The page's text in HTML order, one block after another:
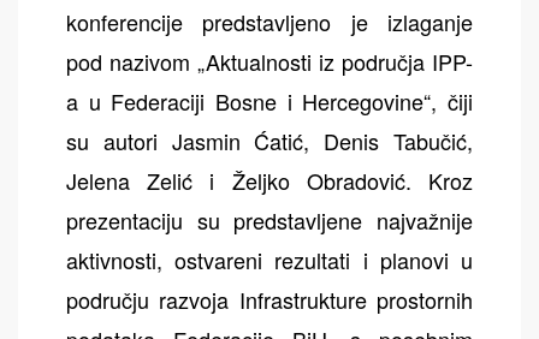
konferencije predstavljeno je izlaganje
pod nazivom „Aktualnosti iz područja IPP-
a u Federaciji Bosne i Hercegovine“, čiji
su autori Jasmin Ćatić, Denis Tabučić,
Jelena Zelić i Željko Obradović. Kroz
prezentaciju su predstavljene najvažnije
aktivnosti, ostvareni rezultati i planovi u
području razvoja Infrastrukture prostornih